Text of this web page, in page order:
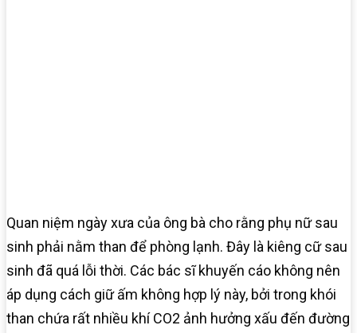
Quan niệm ngày xưa của ông bà cho rằng phụ nữ sau
sinh phải nằm than để phòng lạnh. Đây là kiêng cữ sau
sinh đã quá lỗi thời. Các bác sĩ khuyến cáo không nên
áp dụng cách giữ ấm không hợp lý này, bởi trong khói
than chứa rất nhiều khí CO2 ảnh hưởng xấu đến đường